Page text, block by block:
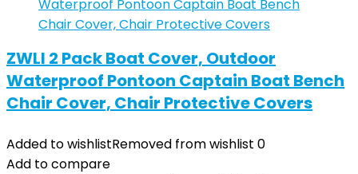
ZWLI 2 Pack Boat Cover, Outdoor
Waterproof Pontoon Captain Boat Bench
Chair Cover, Chair Protective Covers
Added to wishlistRemoved from wishlist 0
Add to compare